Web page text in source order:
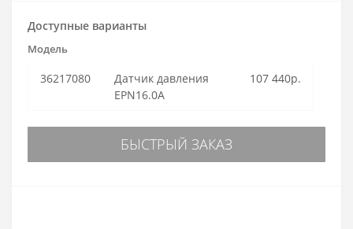
Доступные варианты
Модель
36217080
Датчик давления
EPN16.0A
107 440р.
БЫСТРЫЙ ЗАКАЗ